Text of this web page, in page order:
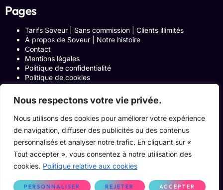
Nous respectons votre vie privée.
Nous utilisons des cookies pour améliorer votre expérience
de navigation, diffuser des publicités ou des contenus
personnalisés et analyser notre trafic. En cliquant sur «
Tout accepter », vous consentez à notre utilisation des
cookies. Politique relative aux cookies
PERSONNALISER REJETER ACCEPTER
Pages
Tarifs Soveur | Sans commission | Clients illimités
À propos de Soveur | Notre histoire
Contact
Mentions légales
Politique de confidentialité
Politique de cookies
Politique de Confidentialité
Formulaire de contact
Blog
Notre histoire
Conditions générales d’utilisation
ACCUEIL
Onglets Zone Affilié
Le Blog
Devenir pro